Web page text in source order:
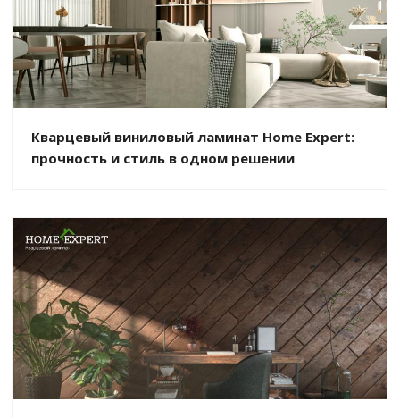
Кварцевый виниловый ламинат Home Expert:
прочность и стиль в одном решении